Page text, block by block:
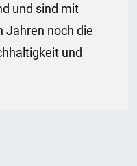
und sind mit
Jahren noch die
und